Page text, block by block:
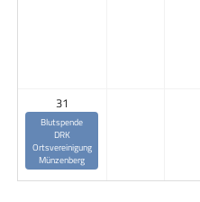
31
Blutspende
DRK
Ortsvereinigung
Münzenberg